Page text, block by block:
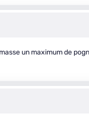
un maximum de